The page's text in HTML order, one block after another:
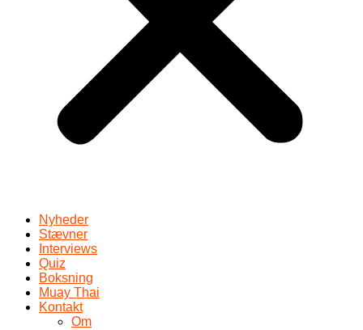
Nyheder
Stævner
Interviews
Quiz
Boksning
Muay Thai
Kontakt
Om